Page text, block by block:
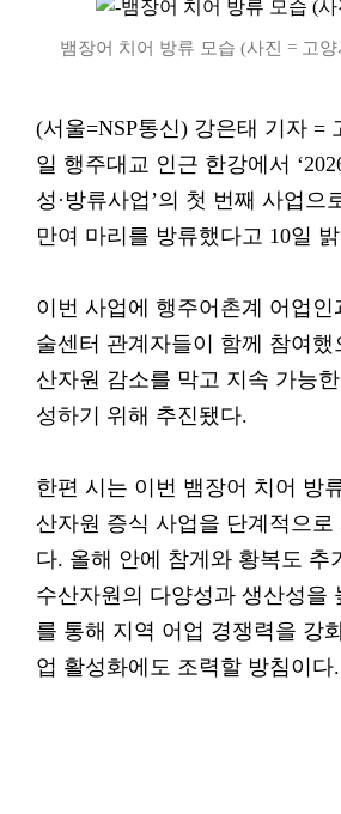
뱀장어 치어 방류 모습 (사진 = 고양
(서울=NSP통신) 강은태 기자 =
일 행주대교 인근 한강에서
성·방류사업’의 첫 번째 사업으
만여 마리를 방류했다고 10일
이번 사업에 행주어촌계 어업인
술센터 관계자들이 함께 참여했
산자원 감소를 막고 지속 가능
성하기 위해 추진됐다.
한편 시는 이번 뱀장어 치어 방
산자원 증식 사업을 단계적으로
다. 올해 안에 참게와 황복도 추
수산자원의 다양성과 생산성을
를 통해 지역 어업 경쟁력을 강
업 활성화에도 조력할 방침이다.